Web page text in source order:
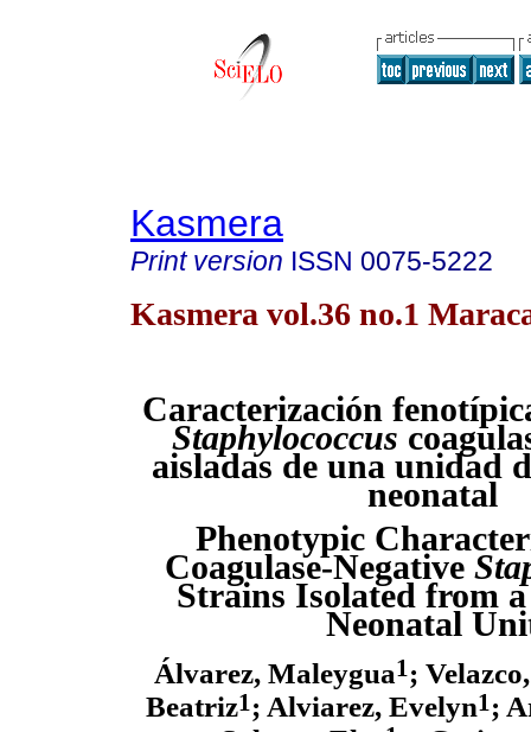
Kasmera
Print version ISSN 0075-5222
Kasmera vol.36 no.1
Caracterización
Staphylococcus
aisladas de una unidad
neonatal
Phenotypic
Coagulase-Negative
Strains Isolated from
Neonatal
Álvarez, Maleygua1;
Beatriz1 ; Alviarez, Evelyn1 ;